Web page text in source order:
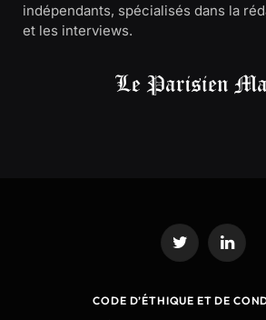
indépendants, spécialisés dans la
et les interviews.
Twitter LinkedIn
CODE D’ÉTHIQUE ET DE